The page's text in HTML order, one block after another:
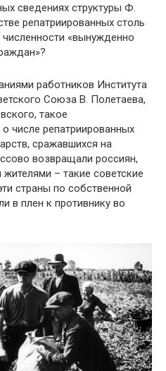
сведениях структуры Ф.
репатриированных столь
численности «вынужденно
работников Института
Союза В. Полетаева,
такое
числе репатриированных
сражавшихся на
возвращали россиян,
– такие советские
страны по собственной
в плен к противнику во